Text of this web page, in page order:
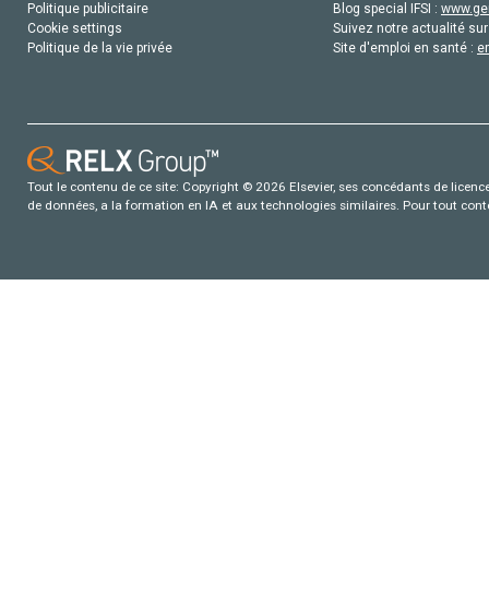
Politique publicitaire
Cookie settings
Politique de la vie privée
Blog special IFSI :
Suivez notre actualité
Site d'emploi en santé :
Tout le contenu de ce site: Copyright © 2026 Elsevier, ses concédants de
de données, a la formation en IA et aux technologies similaires. Pour tout